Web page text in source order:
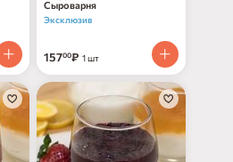
Сыроварня
Эксклюзив
15700₽ 1 шт